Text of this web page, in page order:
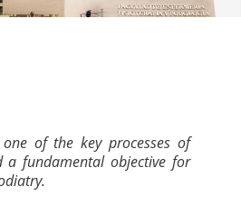
one of the key processes of
a fundamental objective for